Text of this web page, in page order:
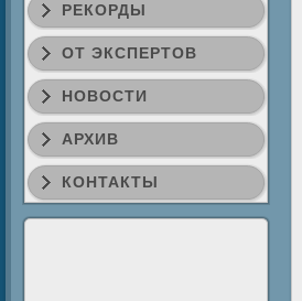
РЕКОРДЫ
ОТ ЭКСПЕРТОВ
НОВОСТИ
АРХИВ
КОНТАКТЫ